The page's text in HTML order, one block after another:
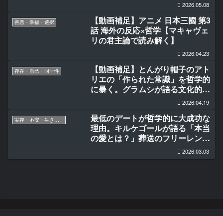
2026.05.08
善悪・幸福・選択
【動画補足】アニメ 日本三國 第3
話 海外の反応×哲学【マキャヴェ
リの君主論で読み解く】
2026.04.23
存在・自己・同一性
【動画補足】とんがり帽子のアト
リエの「作られた常識」を哲学的
に暴く。グラムシが語る文化的ヘ
2026.04.19
実存・不安・生きる意味
最低のデートが哲学的に大成功な
理由。キルケゴールが語る「本当
の愛とは？」葬送のフリーレン海
2026.03.03